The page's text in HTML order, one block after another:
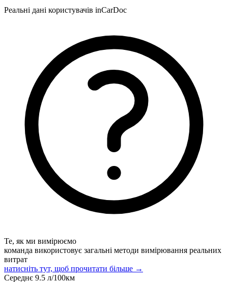
Реальні дані користувачів inCarDoc
Те, як ми вимірюємо
команда використовує загальні методи вимірювання реальних
витрат
натисніть тут, щоб прочитати більше →
Середнє 9.5 л/100км